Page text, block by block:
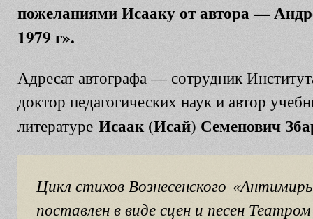
пожеланиями Исааку от автора —
1979 г».
Адресат автографа — сотрудник
доктор педагогических наук и автор
литературе Исаак (Исай) Семенович
Цикл стихов Вознесенского
поставлен в виде сцен и песен